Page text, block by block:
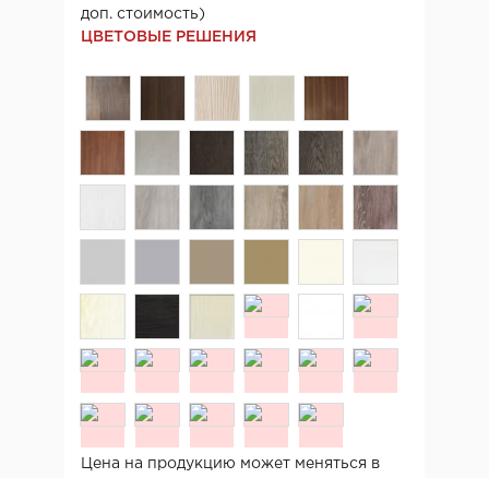
доп. стоимость)
ЦВЕТОВЫЕ РЕШЕНИЯ
Цена на продукцию может меняться в